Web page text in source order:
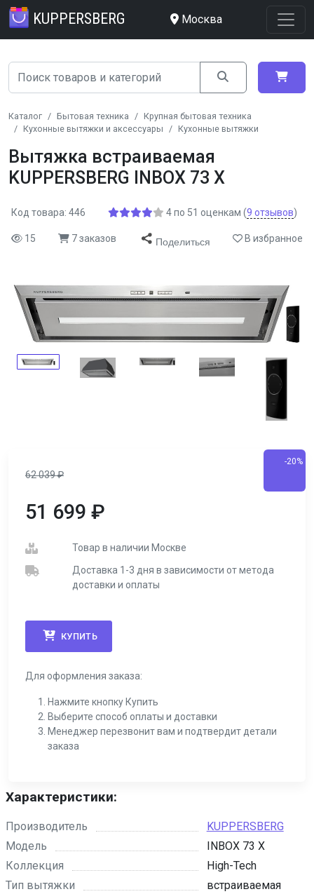
KUPPERSBERG Москва
Каталог Бытовая техника
Крупная бытовая техника
Кухонные вытяжки и аксессуары
Кухонные вытяжки
Вытяжка встраиваемая
KUPPERSBERG INBOX 73 X
Код товара: 446 4по 51 оценкам (9 отзывов)
15 7 заказов Поделиться В избранное
62 039₽
-20%
51 699 ₽
Товар в наличии Москве
Доставка 1-3 дня в зависимости от метода
доставки и оплаты
КУПИТЬ
Для оформления заказа:
Нажмите кнопку Купить
Выберите способ оплаты и доставки
Менеджер перезвонит вам и подтвердит детали
заказа
Характеристики:
Производитель
KUPPERSBERG
Модель
INBOX 73 X
Коллекция
High-Tech
Тип вытяжки
встраиваемая